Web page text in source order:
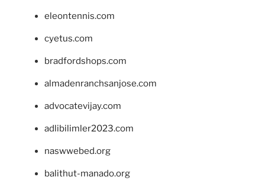
eleontennis.com
cyetus.com
bradfordshops.com
almadenranchsanjose.com
advocatevijay.com
adlibilimler2023.com
naswwebed.org
balithut-manado.org